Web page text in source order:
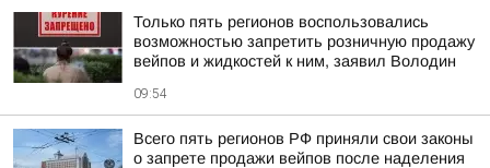
Только пять регионов воспользовались
возможностью запретить розничную продажу
вейпов и жидкостей к ним, заявил Володин
09:54
Всего пять регионов РФ приняли свои законы
о запрете продажи вейпов после наделения